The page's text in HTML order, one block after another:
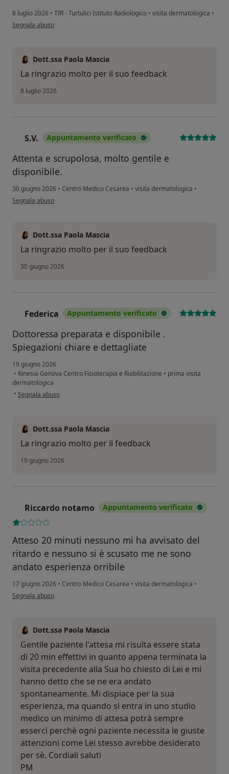
8 luglio 2026 • TIR - Turtulici Istituto Radiologico • visita dermatologica •
secondo l'opinione dell'utente N. P.
Segnala abuso
Dott.ssa Paola Mascia
La ringrazio molto per il suo feedback
8 luglio 2026
S.V. Appuntamento verificato
Attenta e scrupolosa, molto gentile e
disponibile.
30 giugno 2026 • Centro Medico Cesarea • visita dermatologica •
secondo l'opinione dell'utente S.V.
Segnala abuso
Dott.ssa Paola Mascia
La ringrazio molto per il suo feedback
30 giugno 2026
Federica Appuntamento verificato
Dottoressa preparata e disponibile .
Spiegazioni chiare e dettagliate
19 giugno 2026
• Kinesia Genova Centro Fisioterapia e Riabilitazione • prima visita
dermatologica
• secondo l'opinione dell'utente Federica
Segnala abuso
Dott.ssa Paola Mascia
La ringrazio molto per il feedback
19 giugno 2026
Riccardo notamo Appuntamento verificato
Atteso 20 minuti nessuno mi ha avvisato del
ritardo e nessuno si è scusato me ne sono
andato esperienza orribile
17 giugno 2026 • Centro Medico Cesarea • visita dermatologica •
secondo l'opinione dell'utente Riccardo notamo
Segnala abuso
Dott.ssa Paola Mascia
Gentile paziente l'attesa mi risulta essere stata
di 20 min effettivi in quanto appena terminata la
visita precedente alla Sua ho chiesto di Lei e mi
hanno detto che se ne era andato
spontaneamente. Mi dispiace per la sua
esperienza, ma quando si entra in uno studio
medico un minimo di attesa potrà sempre
esserci perchè ogni paziente necessita le giuste
attenzioni come Lei stesso avrebbe desiderato
per sè. Cordiali saluti
PM